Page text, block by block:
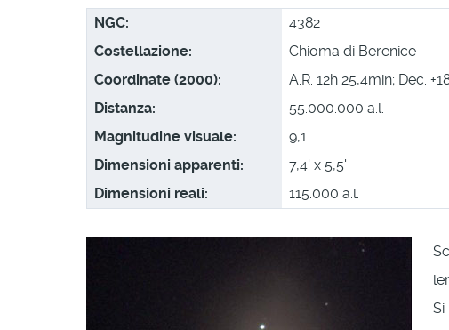
NGC:
4382
Costellazione:
Chioma di Berenice
Coordinate (2000):
A.R. 12h 25,4min; Dec.
Distanza:
55.000.000 a.l.
Magnitudine visuale:
9,1
Dimensioni apparenti:
7,4' x 5,5'
Dimensioni reali:
115.000 a.l.